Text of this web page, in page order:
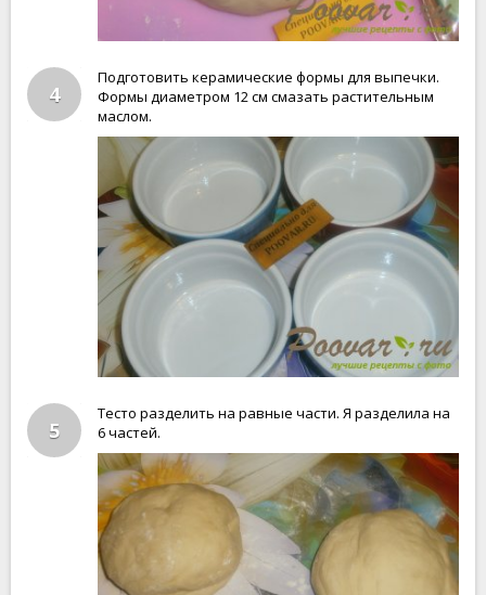
4
Подготовить керамические формы для выпечки.
Формы диаметром 12 см смазать растительным
маслом.
5
Тесто разделить на равные части. Я разделила на
6 частей.